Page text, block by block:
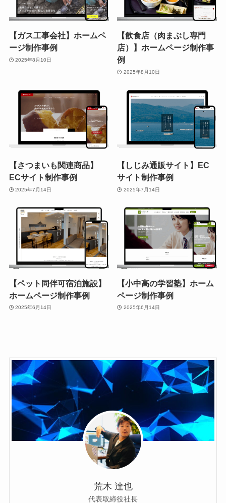
【ガス工事会社】ホームペ
ージ制作事例
2025年8月10日
【飲食店（肉まぶし専門
店）】ホームページ制作事
例
2025年8月10日
【さつまいも関連商品】
ECサイト制作事例
2025年7月14日
【しじみ通販サイト】EC
サイト制作事例
2025年7月14日
【ペット同伴可宿泊施設】
ホームページ制作事例
2025年6月14日
【小中高の学習塾】ホーム
ページ制作事例
2025年6月14日
荒木 達也
代表取締役社長